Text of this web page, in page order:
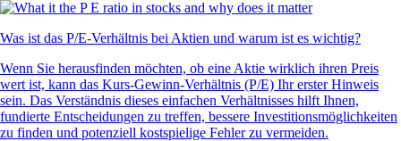
Was ist das P/E-Verhältnis bei Aktien und warum ist es wichtig?
Wenn Sie herausfinden möchten, ob eine Aktie wirklich ihren Preis
wert ist, kann das Kurs-Gewinn-Verhältnis (P/E) Ihr erster Hinweis
sein. Das Verständnis dieses einfachen Verhältnisses hilft Ihnen,
fundierte Entscheidungen zu treffen, bessere Investitionsmöglichkeiten
zu finden und potenziell kostspielige Fehler zu vermeiden.